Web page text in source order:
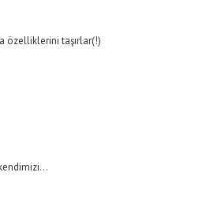
özelliklerini taşırlar(!)